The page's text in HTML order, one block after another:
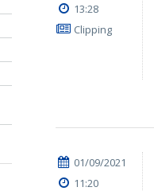
13:28
Clipping
01/09/2021
11:20